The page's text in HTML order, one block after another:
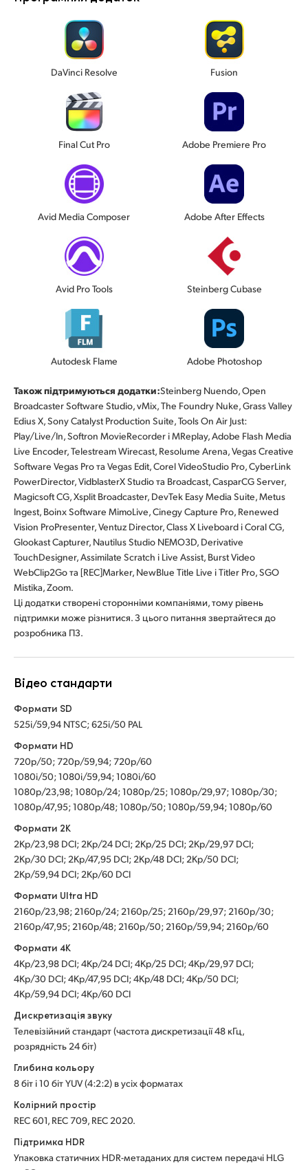
DaVinci Resolve Fusion
Final Cut Pro Adobe Premiere Pro
Avid Media Composer Adobe After Effects
Avid Pro Tools Steinberg Cubase
Autodesk Flame Adobe Photoshop
Також підтримуються додатки:Steinberg Nuendo, Open
Broadcaster Software Studio, vMix, The Foundry Nuke, Grass Valley
Edius X, Sony Catalyst Production Suite, Tools On Air Just:
Play/Live/In, Softron MovieRecorder і MReplay, Adobe Flash Media
Live Encoder, Telestream Wirecast, Resolume Arena, Vegas Creative
Software Vegas Pro та Vegas Edit, Corel VideoStudio Pro, CyberLink
PowerDirector, VidblasterX Studio та Broadcast, CasparCG Server,
Magicsoft CG, Xsplit Broadcaster, DevTek Easy Media Suite, Metus
Ingest, Boinx Software MimoLive, Cinegy Capture Pro, Renewed
Vision ProPresenter, Ventuz Director, Class X Liveboard і Coral CG,
Glookast Capturer, Nautilus Studio NEMO3D, Derivative
TouchDesigner, Assimilate Scratch і Live Assist, Burst Video
WebClip2Go та [REC]Marker, NewBlue Title Live і Titler Pro, SGO
Mistika, Zoom.
Ці додатки створені сторонніми компаніями, тому рівень
підтримки може різнитися. З цього питання звертайтеся до
розробника ПЗ.
Відео стандарти
Формати SD
525i/59,94 NTSC; 625i/50 PAL
Формати HD
720p/50; 720p/59,94; 720p/60
1080i/50; 1080i/59,94; 1080i/60
1080p/23,98; 1080p/24; 1080p/25; 1080p/29,97; 1080p/30;
1080p/47,95; 1080p/48; 1080p/50; 1080p/59,94; 1080p/60
Формати 2K
2Kp/23,98 DCI; 2Kp/24 DCI; 2Kp/25 DCI; 2Kp/29,97 DCI;
2Kp/30 DCI; 2Kp/47,95 DCI; 2Kp/48 DCI; 2Kp/50 DCI;
2Kp/59,94 DCI; 2Kp/60 DCI
Формати Ultra HD
2160p/23,98; 2160p/24; 2160p/25; 2160p/29,97; 2160p/30;
2160p/47,95; 2160p/48; 2160p/50; 2160p/59,94; 2160p/60
Формати 4K
4Kp/23,98 DCI; 4Kp/24 DCI; 4Kp/25 DCI; 4Kp/29,97 DCI;
4Kp/30 DCI; 4Kp/47,95 DCI; 4Kp/48 DCI; 4Kp/50 DCI;
4Kp/59,94 DCI; 4Kp/60 DCI
Дискретизація звуку
Телевізійний стандарт (частота дискретизації 48 кГц,
розрядність 24 біт)
Глибина кольору
8 біт і 10 біт YUV (4:2:2) в усіх форматах
Колірний простір
REC 601, REC 709, REC 2020.
Підтримка HDR
Упаковка статичних HDR-метаданих для систем передачі HLG